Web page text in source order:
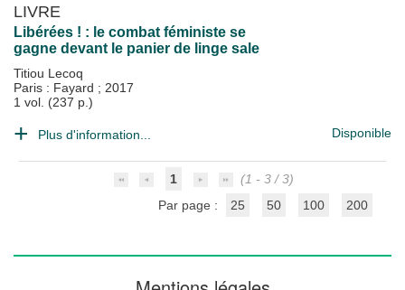
LIVRE
Libérées ! : le combat féministe se
gagne devant le panier de linge sale
Titiou Lecoq
Paris : Fayard ; 2017
1 vol. (237 p.)
Plus d'information... Disponible
1
(1 - 3 / 3)
Par page :
25 50 100 200